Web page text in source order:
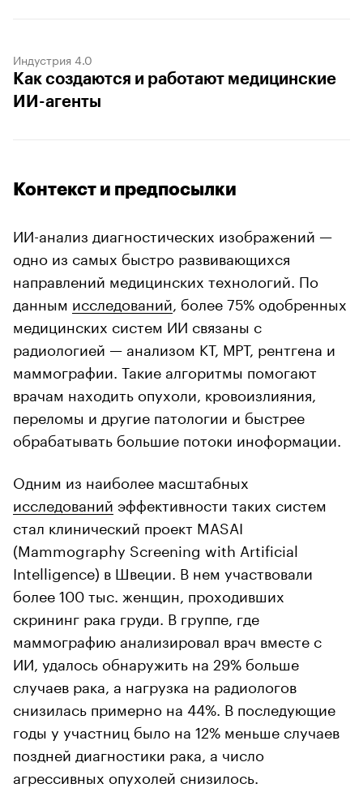
Индустрия 4.0
Как создаются и работают медицинские
ИИ-агенты
Контекст и предпосылки
ИИ-анализ диагностических изображений —
одно из самых быстро развивающихся
направлений медицинских технологий. По
данным исследований , более 75% одобренных
медицинских систем ИИ связаны с
радиологией — анализом КТ, МРТ, рентгена и
маммографии. Такие алгоритмы помогают
врачам находить опухоли, кровоизлияния,
переломы и другие патологии и быстрее
обрабатывать большие потоки иноформации.
Одним из наиболее масштабных
исследований эффективности таких систем
стал клинический проект MASAI
(Mammography Screening with Artificial
Intelligence) в Швеции. В нем участвовали
более 100 тыс. женщин, проходивших
скрининг рака груди. В группе, где
маммографию анализировал врач вместе с
ИИ, удалось обнаружить на 29% больше
случаев рака, а нагрузка на радиологов
снизилась примерно на 44%. В последующие
годы у участниц было на 12% меньше случаев
поздней диагностики рака, а число
агрессивных опухолей снизилось.